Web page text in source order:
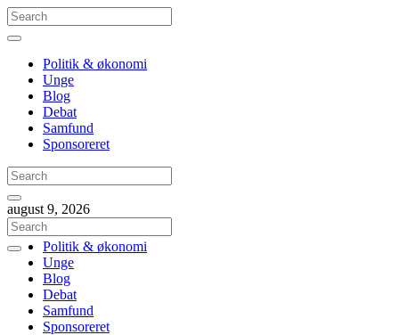
Politik & økonomi
Unge
Blog
Debat
Samfund
Sponsoreret
august 9, 2026
Politik & økonomi
Unge
Blog
Debat
Samfund
Sponsoreret